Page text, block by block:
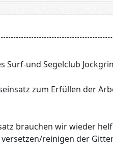
Surf-und Segelclub
zum Erfüllen der
brauchen wir wieder
versetzen/reinigen der